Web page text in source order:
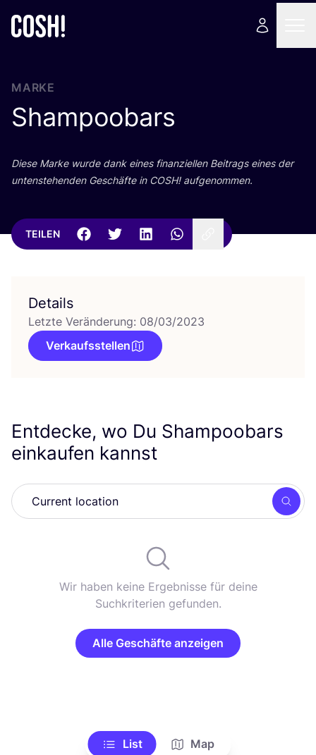
MARKE
Shampoobars
Die­se Mar­ke wur­de dank eines finan­zi­el­len Bei­trags eines der
unten­ste­hen­den Geschäf­te in COSH! aufgenommen.
TEILEN
Details
Letzte Veränderung: 08/03/2023
Verkaufsstellen
Entdecke, wo Du Shampoobars
einkaufen kannst
Wir haben keine Ergebnisse für deine
Suchkriterien gefunden.
Alle Geschäfte anzeigen
List Map